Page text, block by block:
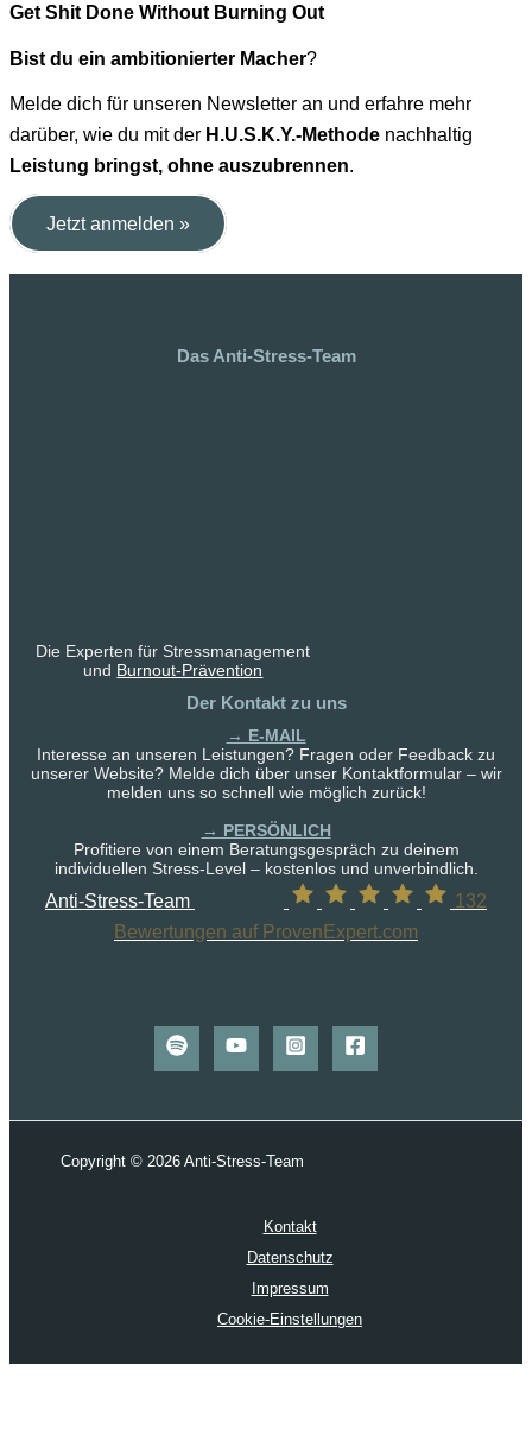
Get Shit Done Without Burning Out
Bist du ein ambitionierter Macher?
Melde dich für unseren Newsletter an und erfahre mehr
darüber, wie du mit der H.U.S.K.Y.-Methode nachhaltig
Leistung bringst, ohne auszubrennen.
Jetzt anmelden »
Das Anti-Stress-Team
Die Experten für Stressmanagement
und Burnout-Prävention
Der Kontakt zu uns
→ E-MAIL
Interesse an unseren Leistungen? Fragen oder Feedback zu
unserer Website? Melde dich über unser Kontaktformular – wir
melden uns so schnell wie möglich zurück!
→ PERSÖNLICH
Profitiere von einem Beratungsgespräch zu deinem
individuellen Stress-Level – kostenlos und unverbindlich.
Anti-Stress-Team
132
Bewertungen auf ProvenExpert.com
Copyright © 2026 Anti-Stress-Team
Kontakt
Datenschutz
Impressum
Cookie-Einstellungen